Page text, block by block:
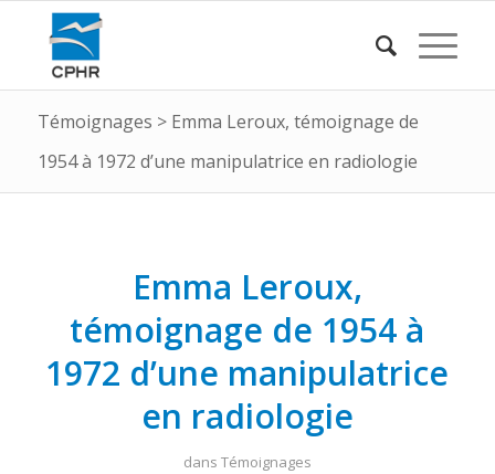
Témoignages > Emma Leroux, témoignage de
1954 à 1972 d’une manipulatrice en radiologie
Emma Leroux,
témoignage de 1954 à
1972 d’une manipulatrice
en radiologie
dans Témoignages